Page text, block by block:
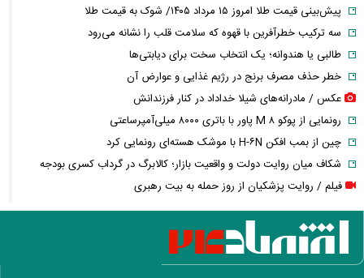
پیش‌بینی قیمت طلا امروز ۱۵ مرداد ۱۴۰۵/ شوک به قیمت طلا
سه ترکیب خطرآفرین با قهوه که سلامت قلب را نشانه می‌رود
طالبی یا هندوانه؛ یک انتخاب سخت برای دیابتی‌ها
خطر حذف مصرف برنج در رژیم غذایی و عوارض آن
عکس / مادرانه‌های شیلا خداداد در کنار فرزندانش
رونمایی از پوکو M ۸ پاور با باتری ۸۰۰۰ میلی‌آمپرساعتی
چین از بمب افکن H-۶N با موشک هسته‌ای رونمایی کرد
شکاف میان روایت دولت و واقعیت بازار؛ کالابرگ در گرداب کسری بودجه
فیلم / روایت پزشکیان از روز حمله به بیت رهبری
فیلم / روایت پزشکیان از دیدار با رهبر شهید پس از بمباران شورای امنیت
فیلم / پزشکیان: حوادث دی ماه قابل فراموشی نیست